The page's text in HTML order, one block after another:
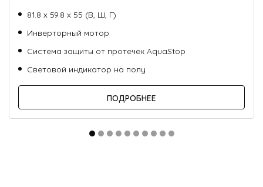
81.8 х 59.8 х 55 (В, Ш, Г)
Инверторный мотор
Система защиты от протечек AquaStop
Световой индикатор на полу
ПОДРОБНЕЕ